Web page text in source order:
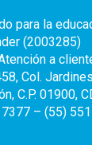
para la
(2003285)
a
Col.
C.P. 01900,
– (55)